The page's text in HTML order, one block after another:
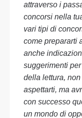
attraverso i
concorsi nella
vari tipi di
come prepararti
anche
suggerimenti
della lettura,
aspettarti, ma
con successo
un mondo di